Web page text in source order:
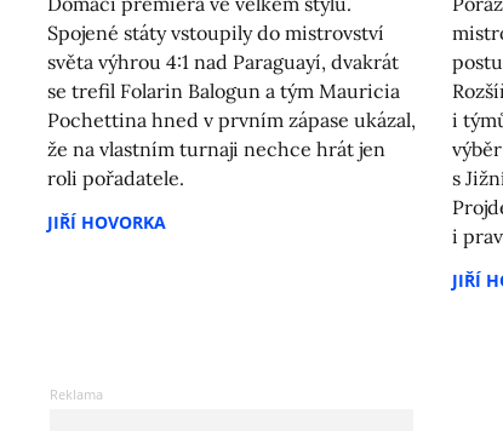
Spojené státy vstoupily do mistrovství
světa výhrou 4:1 nad Paraguayí, dvakrát
se trefil Folarin Balogun a tým Mauricia
Pochettina hned v prvním zápase ukázal,
že na vlastním turnaji nechce hrát jen
roli pořadatele.
JIŘÍ HOVORKA
i
s
i
JIŘÍ